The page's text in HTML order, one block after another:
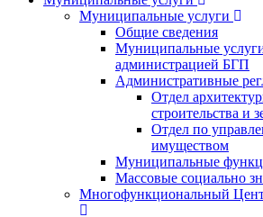
Муниципальные услуги
Общие сведения
Муниципальные
администрацией БГП
Административные
Отдел
строительства и
Отдел по
имуществом
Муниципальные
Массовые социально
Многофункциональный